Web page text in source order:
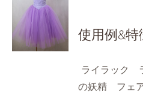
使用例&特
ライラック
の妖精 フェ